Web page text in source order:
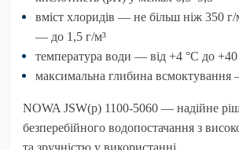
вміст хлоридів — не більш ніж 350 г/
— до 1,5 г/м³
температура води — від +4 °С до
максимальна глибина
NOWA JSW(p) 1100-5060 — надійне
безперебійного водопостачання з
та зручністю у використанні.